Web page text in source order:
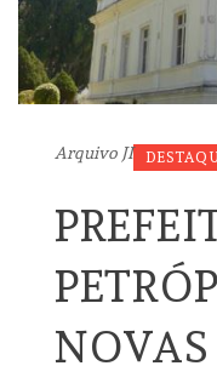
Arquivo JI